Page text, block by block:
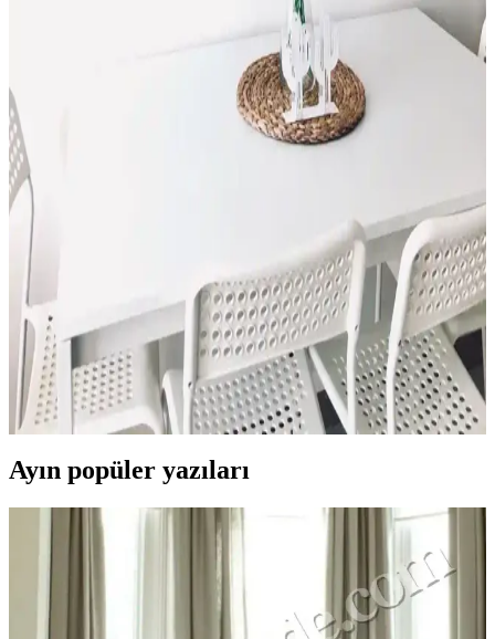
El işi şallar, dekorasyon ve mobilyada doğal ve kişisel dokunuşlar
sağlar. Adım adım kolay şal yapımıyla yaşam alanlarınızı
güzelleştirin ve özgün tasarımlar ortaya koyun.
El Emeği Hediyelerle Dekorasyon ve Mobilyada
Özgün Tasarımlar ve İlham Kaynakları
El emeği hediyeler ve özgün tasarımlar, dekorasyon ve mobilya
dünyasında kişisel ve sürdürülebilir çözümler sunar. İlham verici
fikirlerle yaşam alanlarınızı benzersiz kılın.
El Yapımı Mutfak Duvar Aksesuarlarıyla Sıcak ve
Özgün Bir Dekorasyon Yaratın
El yapımı mutfak duvar aksesuarları, özgünlük ve estetik sunar.
Sürdürülebilir malzemelerle hazırlanan bu ürünler, mutfağınıza
karakter ve sıcaklık kazandırır.
Ayın popüler yazıları